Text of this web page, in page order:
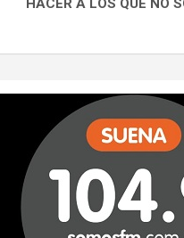
HACER A LOS QUE NO